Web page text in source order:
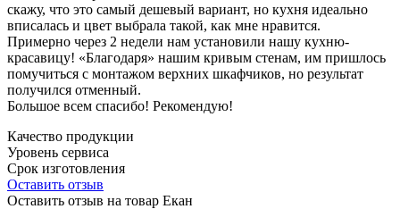
скажу, что это самый дешевый вариант, но кухня идеально
вписалась и цвет выбрала такой, как мне нравится.
Примерно через 2 недели нам установили нашу кухню-
красавицу! «Благодаря» нашим кривым стенам, им пришлось
помучиться с монтажом верхних шкафчиков, но результат
получился отменный.
Большое всем спасибо! Рекомендую!
Качество продукции
Уровень сервиса
Срок изготовления
Оставить отзыв
Оставить отзыв на товар Екан